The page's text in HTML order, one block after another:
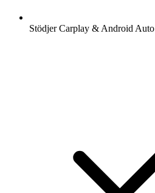
Stödjer Carplay & Android Auto